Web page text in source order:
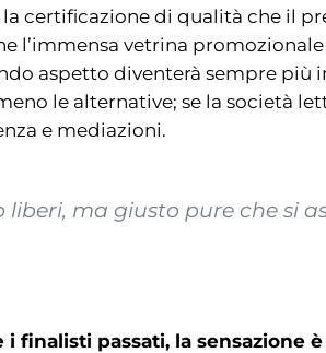
certificazione di qualità che il
l’immensa vetrina
aspetto diventerà sempre più
le alternative; se la società
e mediazioni.
liberi, ma giusto pure che si
finalisti passati, la sensazione